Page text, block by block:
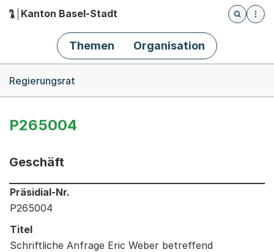
Hauptnavigation
Kanton Basel-Stadt
Öffnet
Themen Organisation
Regierungsrat
P265004
Geschäft
Informationen zum Ausgewählten Geschäft
Präsidial-Nr.
P265004
Titel
Schriftliche Anfrage Eric Weber betreffend